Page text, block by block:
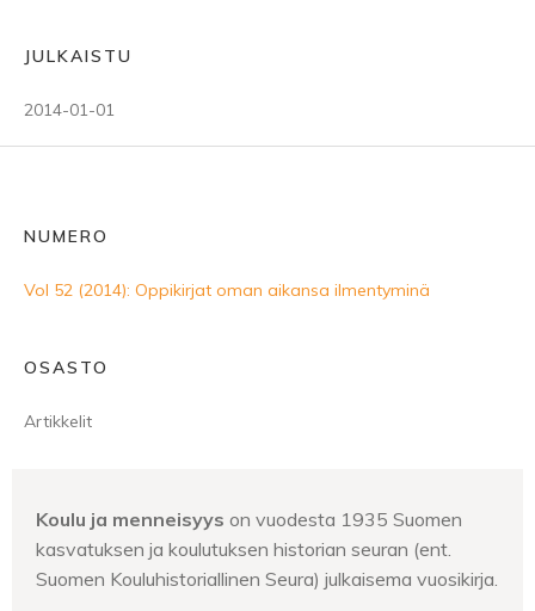
JULKAISTU
2014-01-01
NUMERO
Vol 52 (2014): Oppikirjat oman aikansa ilmentyminä
OSASTO
Artikkelit
Koulu ja menneisyys on vuodesta 1935 Suomen
kasvatuksen ja koulutuksen historian seuran (ent.
Suomen Kouluhistoriallinen Seura) julkaisema vuosikirja.